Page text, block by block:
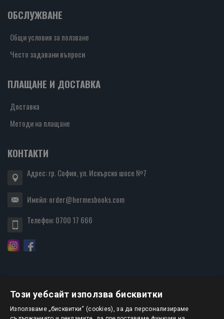
ОБСЛУЖВАНЕ
Общи условия за ползване
Често задавани въпроси
ПЛАЩАНЕ И ДОСТАВКА
Доставка
Методи на плащане
КОНТАКТИ
Адрес: гр. София, ул. Искърско шосе №7
Имейл:order@hermesbooks.com
Телефон:0700 17 666
БЮЛЕТИН
Този уебсайт използва бисквитки
Използваме „бисквитки“ (cookies), за да персонализираме